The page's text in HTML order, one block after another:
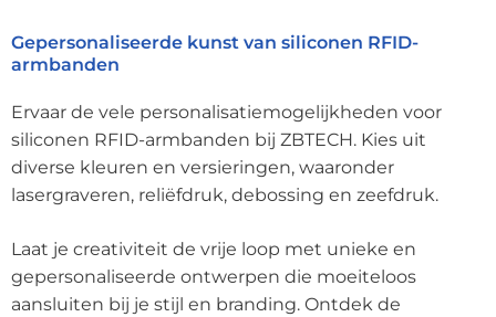
Gepersonaliseerde kunst van siliconen RFID-
armbanden
Ervaar de vele personalisatiemogelijkheden voor
siliconen RFID-armbanden bij ZBTECH. Kies uit
diverse kleuren en versieringen, waaronder
lasergraveren, reliëfdruk, debossing en zeefdruk.
Laat je creativiteit de vrije loop met unieke en
gepersonaliseerde ontwerpen die moeiteloos
aansluiten bij je stijl en branding. Ontdek de